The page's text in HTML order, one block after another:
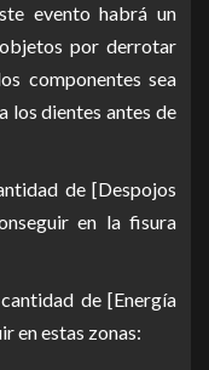
evento habrá un
por derrotar
componentes sea
los dientes antes de
de [Despojos
en la fisura
de [Energía
en estas zonas: